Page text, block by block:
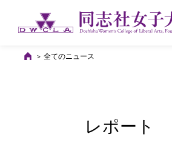
全てのニュース
レポート